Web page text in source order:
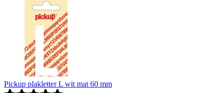
Pickup plakletter L wit mat 60 mm